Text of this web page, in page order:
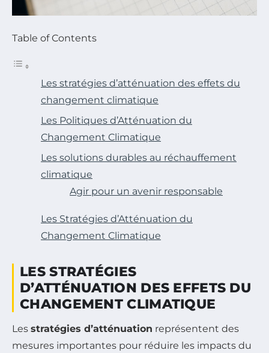
Table of Contents
Les stratégies d’atténuation des effets du
changement climatique
Les Politiques d’Atténuation du
Changement Climatique
Les solutions durables au réchauffement
climatique
Agir pour un avenir responsable
Les Stratégies d’Atténuation du
Changement Climatique
LES STRATÉGIES
D’ATTÉNUATION DES EFFETS DU
CHANGEMENT CLIMATIQUE
Les stratégies d’atténuation représentent des
mesures importantes pour réduire les impacts du